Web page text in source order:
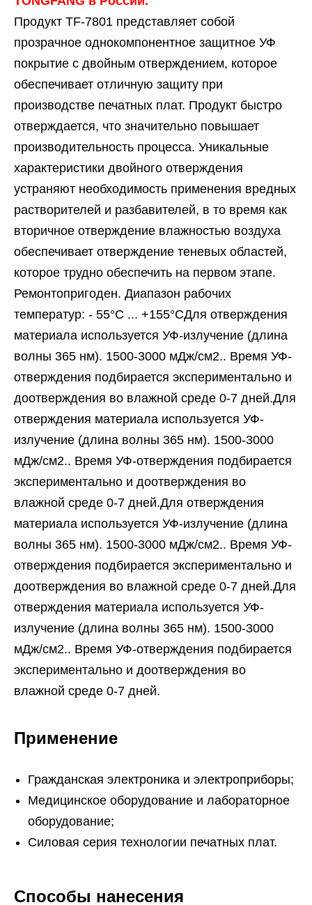
Продукт TF-7801 представляет собой
прозрачное однокомпонентное защитное УФ
покрытие с двойным отверждением, которое
обеспечивает отличную защиту при
производстве печатных плат. Продукт быстро
отверждается, что значительно повышает
производительность процесса. Уникальные
характеристики двойного отверждения
устраняют необходимость применения вредных
растворителей и разбавителей, в то время как
вторичное отверждение влажностью воздуха
обеспечивает отверждение теневых областей,
которое трудно обеспечить на первом этапе.
Ремонтопригоден. Диапазон рабочих
температур: - 55°C ... +155°CДля отверждения
материала используется УФ-излучение (длина
волны 365 нм). 1500-3000 мДж/см2.. Время УФ-
отверждения подбирается экспериментально и
доотверждения во влажной среде 0-7 дней.Для
отверждения материала используется УФ-
излучение (длина волны 365 нм). 1500-3000
мДж/см2.. Время УФ-отверждения подбирается
экспериментально и доотверждения во
влажной среде 0-7 дней.Для отверждения
материала используется УФ-излучение (длина
волны 365 нм). 1500-3000 мДж/см2.. Время УФ-
отверждения подбирается экспериментально и
доотверждения во влажной среде 0-7 дней.Для
отверждения материала используется УФ-
излучение (длина волны 365 нм). 1500-3000
мДж/см2.. Время УФ-отверждения подбирается
экспериментально и доотверждения во
влажной среде 0-7 дней.
Применение
Гражданская электроника и электроприборы;
Медицинское оборудование и лабораторное
оборудование;
Силовая серия технологии печатных плат.
Способы нанесения